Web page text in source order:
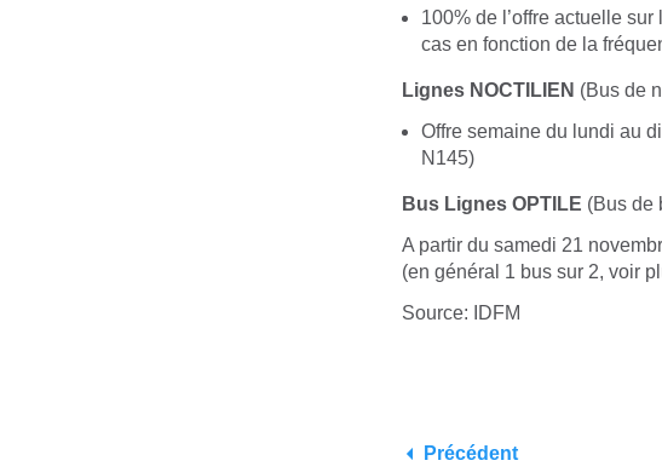
100% de l’offre actuelle
cas en fonction de la
Lignes NOCTILIEN (Bus de
Offre semaine du lundi au
N145)
Bus Lignes OPTILE (Bus de
A partir du samedi 21
(en général 1 bus sur 2, voir
Source: IDFM
Précédent